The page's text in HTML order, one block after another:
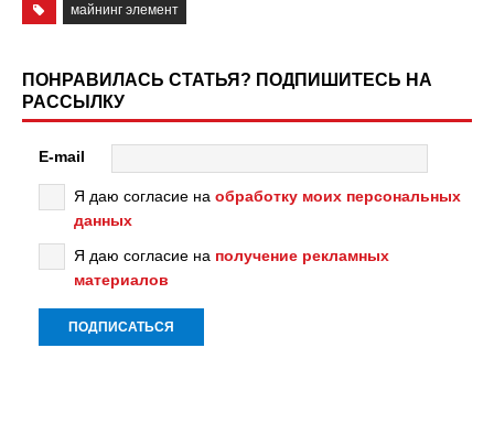
майнинг элемент
ПОНРАВИЛАСЬ СТАТЬЯ? ПОДПИШИТЕСЬ НА
РАССЫЛКУ
E-mail
Я даю согласие на обработку моих персональных
данных
Я даю согласие на получение рекламных
материалов